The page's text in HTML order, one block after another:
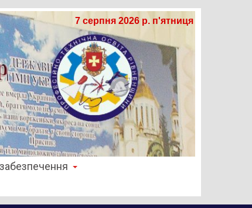
7 серпня 2026 р. п'ятниця